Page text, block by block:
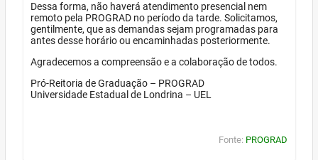
Dessa forma, não haverá atendimento presencial nem
remoto pela PROGRAD no período da tarde. Solicitamos,
gentilmente, que as demandas sejam programadas para
antes desse horário ou encaminhadas posteriormente.
Agradecemos a compreensão e a colaboração de todos.
Pró-Reitoria de Graduação – PROGRAD
Universidade Estadual de Londrina – UEL
Fonte: PROGRAD